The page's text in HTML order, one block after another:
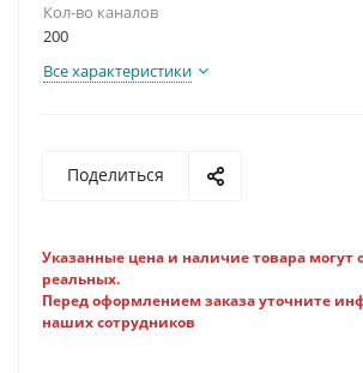
Кол-во каналов
200
Все характеристики
Поделиться
Указанные цена и наличие товара могут
реальных.
Перед оформлением заказа уточните
наших сотрудников